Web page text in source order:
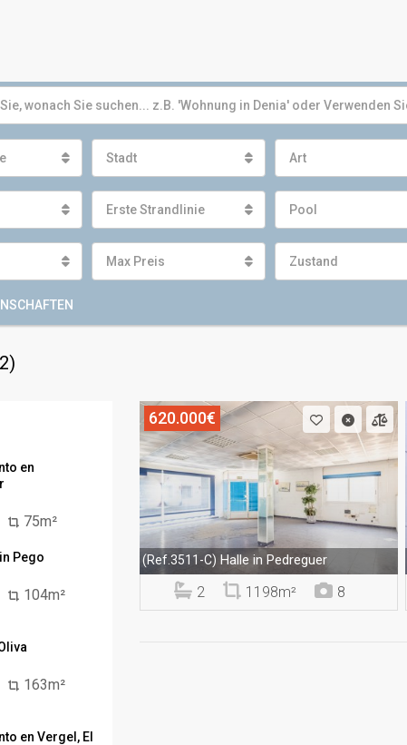
Stadt Art
Erste Strandlinie Pool
Max Preis Zustand
620.000€
(Ref.3511-C) Halle in Pedreguer
2 1198m² 8
en
75m²
Pego
104m²
163m²
en Vergel, El